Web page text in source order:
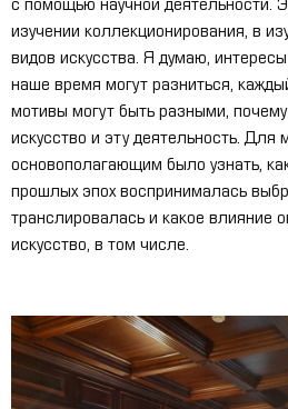
с помощью научной деятельности.
изучении коллекционирования, в
видов искусства. Я думаю,
наше время могут разниться,
мотивы могут быть разными,
искусство и эту деятельность. Для
основополагающим было узнать,
прошлых эпох воспринималась
транслировалась и какое влияние
искусство, в том числе.